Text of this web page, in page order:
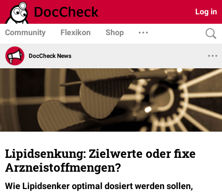
Log in
Community Flexikon Shop
DocCheck News
Lipidsenkung: Zielwerte oder fixe
Arzneistoffmengen?
Wie Lipidsenker optimal dosiert werden sollen,